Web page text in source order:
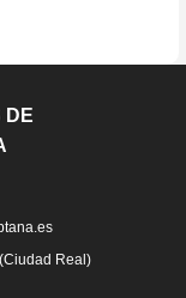
DE
Real)